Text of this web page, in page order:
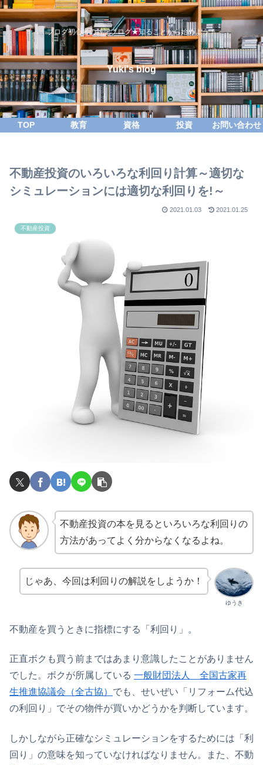
ブログ初心者の雑記ブログ★知ることから始めよう！
Yuki's blog
TOP 教育 資格 投資 お問い合わせ
不動産投資のいろいろな利回り計算～適切な
シミュレーションには適切な利回りを!～
2021.01.03 2021.01.25
不動産投資
不動産投資の本を見るといろいろな利回りの
方法があってよく分からなくなるよね。
ゆうき
じゃあ、今回は利回りの解説をしようか！
不動産を買うときに指標にする「利回り」。
正直ボクも買う前まではあまり意識したことがありません
でした。ボクが所属している 一般財団法人 全国古家再
生推進協議会（全古協） でも、せいぜい「リフォーム代込
の利回り」でその物件が買いかどうかを判断しています。
しかしながら正確なシミュレーションをするためには「利
回り」の意味を知っていなければなりません。また、不動